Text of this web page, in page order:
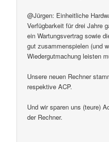
@Jürgen: Einheitliche
Verfügbarkeit für drei Jahre
ein Wartungsvertrag sowie
gut zusammenspielen (und
Wiedergutmachung leisten
Unsere neuen Rechner
respektive ACP.
Und wir sparen uns (teure)
der Rechner.